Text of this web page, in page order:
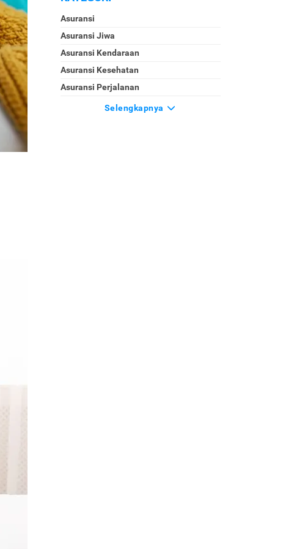
Asuransi
Asuransi Jiwa
Asuransi Kendaraan
Asuransi Kesehatan
Asuransi Perjalanan
Selengkapnya